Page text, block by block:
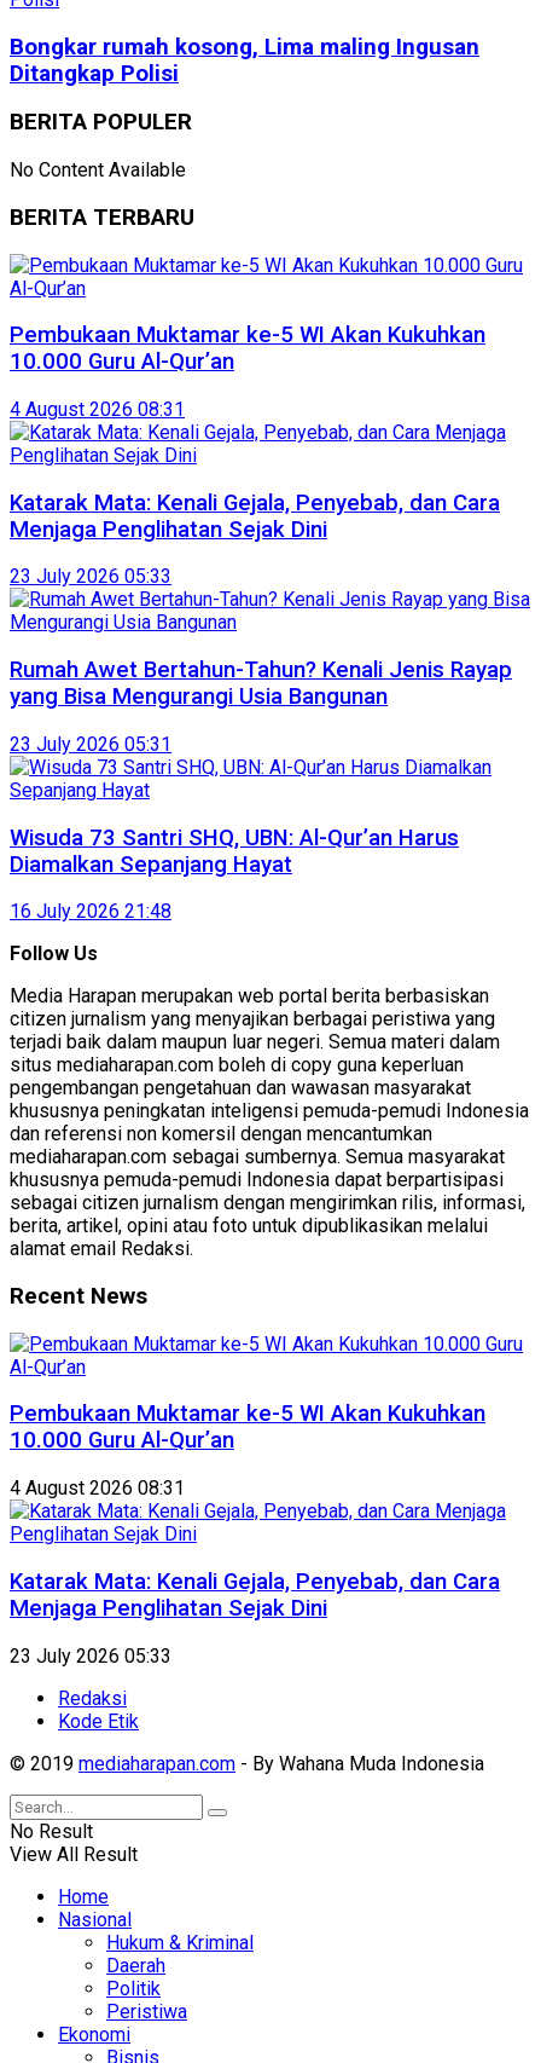
Bongkar rumah kosong, Lima maling Ingusan
Ditangkap Polisi
BERITA POPULER
No Content Available
BERITA TERBARU
Pembukaan Muktamar ke-5 WI Akan Kukuhkan
10.000 Guru Al-Qur’an
4 August 2026 08:31
Katarak Mata: Kenali Gejala, Penyebab, dan Cara
Menjaga Penglihatan Sejak Dini
23 July 2026 05:33
Rumah Awet Bertahun-Tahun? Kenali Jenis Rayap
yang Bisa Mengurangi Usia Bangunan
23 July 2026 05:31
Wisuda 73 Santri SHQ, UBN: Al-Qur’an Harus
Diamalkan Sepanjang Hayat
16 July 2026 21:48
Follow Us
Media Harapan merupakan web portal berita berbasiskan
citizen jurnalism yang menyajikan berbagai peristiwa yang
terjadi baik dalam maupun luar negeri. Semua materi dalam
situs mediaharapan.com boleh di copy guna keperluan
pengembangan pengetahuan dan wawasan masyarakat
khususnya peningkatan inteligensi pemuda-pemudi Indonesia
dan referensi non komersil dengan mencantumkan
mediaharapan.com sebagai sumbernya. Semua masyarakat
khususnya pemuda-pemudi Indonesia dapat berpartisipasi
sebagai citizen jurnalism dengan mengirimkan rilis, informasi,
berita, artikel, opini atau foto untuk dipublikasikan melalui
alamat email Redaksi.
Recent News
Pembukaan Muktamar ke-5 WI Akan Kukuhkan
10.000 Guru Al-Qur’an
4 August 2026 08:31
Katarak Mata: Kenali Gejala, Penyebab, dan Cara
Menjaga Penglihatan Sejak Dini
23 July 2026 05:33
Redaksi
Kode Etik
© 2019 mediaharapan.com - By Wahana Muda Indonesia
No Result
View All Result
Home
Nasional
Hukum & Kriminal
Daerah
Politik
Peristiwa
Ekonomi
Bisnis